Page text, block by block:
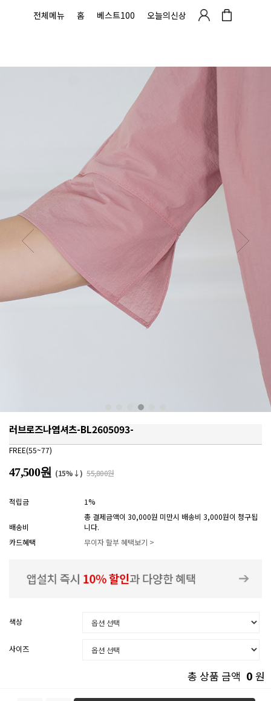
전체메뉴 홈 베스트100 오늘의신상
러브로즈나염셔츠-BL2605093-
FREE(55~77)
47,500원 (15%↓) 55,800원
적립금 1%
배송비
총 결제금액이 30,000원 미만시 배송비 3,000원이 청구됩
니다.
카드혜택
무이자 할부 혜택보기 >
색상
사이즈
총 상품 금액 0 원